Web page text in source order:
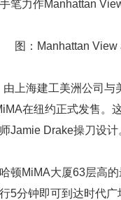
图：Manhattan
海建工美洲公司与
在纽约正式发售。
Jamie Drake操刀设计
MiMA大厦63层高的
5分钟即可到达时代